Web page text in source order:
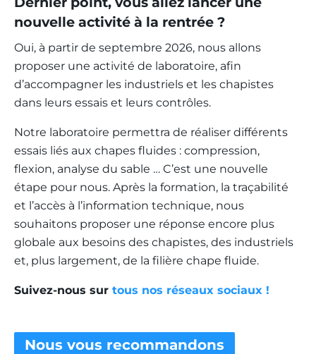
nouvelle activité à la rentrée ?
Oui, à partir de septembre 2026, nous allons
proposer une activité de laboratoire, afin
d’accompagner les industriels et les chapistes
dans leurs essais et leurs contrôles.
Notre laboratoire permettra de réaliser différents
essais liés aux chapes fluides : compression,
flexion, analyse du sable … C’est une nouvelle
étape pour nous. Après la formation, la traçabilité
et l’accès à l’information technique, nous
souhaitons proposer une réponse encore plus
globale aux besoins des chapistes, des industriels
et, plus largement, de la filière chape fluide.
Suivez-nous sur tous nos réseaux sociaux !
Nous vous recommandons